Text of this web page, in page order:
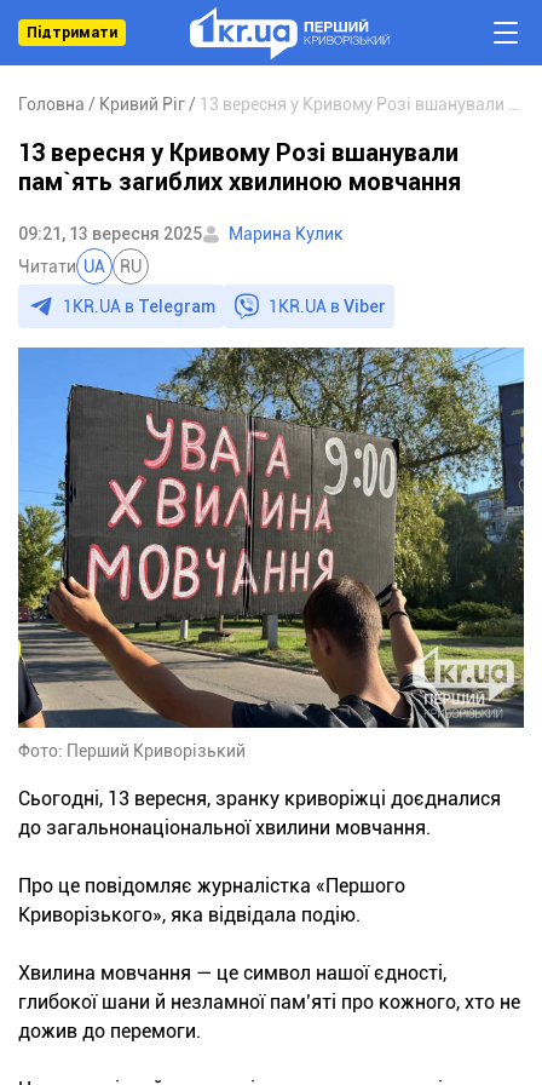
Підтримати
Головна Кривий Ріг
13 вересня у Кривому Розі вшанували
пам`ять загиблих хвилиною мовчання
09:21, 13 вересня 2025
Марина Кулик
Читати UA RU
1KR.UA в Telegram 1KR.UA вViber
Фото: Перший Криворізький
Сьогодні, 13 вересня, зранку криворіжці доєдналися
до загальнонаціональної хвилини мовчання.
Про це повідомляє журналістка «Першого
Криворізького», яка відвідала подію.
Хвилина мовчання — це символ нашої єдності,
глибокої шани й незламної пам’яті про кожного, хто не
дожив до перемоги.